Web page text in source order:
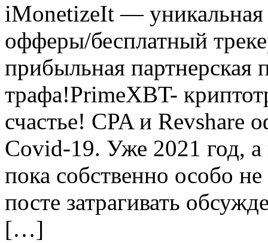
iMonetizeIt — уникальная
офферы/бесплатный
прибыльная партнерская
трафа!PrimeXBT-
счастье! CPA и Revshare
Covid-19. Уже 2021 год, а
пока собственно особо
посте затрагивать
[…]